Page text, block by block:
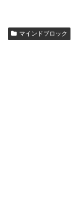
マインドブロック